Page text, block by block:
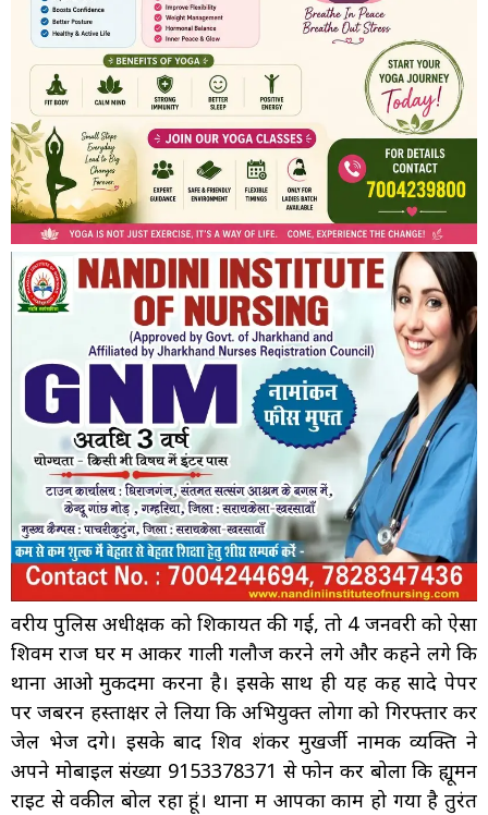
वरीय पुलिस अधीक्षक को शिकायत की गई, तो 4 जनवरी को ऐसा
शिवम राज घर में आकर गाली गलौज करने लगे और कहने लगे कि
थाना आओ मुकदमा करना है। इसके साथ ही यह कह सादे पेपर
पर जबरन हस्ताक्षर ले लिया कि अभियुक्त लोगों को गिरफ्तार कर
जेल भेज देंगे। इसके बाद शिव शंकर मुखर्जी नामक व्यक्ति ने
अपने मोबाइल संख्या 9153378371 से फोन कर बोला कि ह्यूमन
राइट से वकील बोल रहा हूं। थाना में आपका काम हो गया है तुरंत